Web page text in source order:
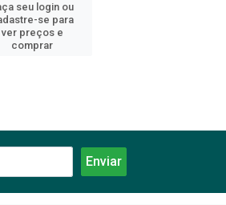
seu login ou
se para
ver preços e
comprar